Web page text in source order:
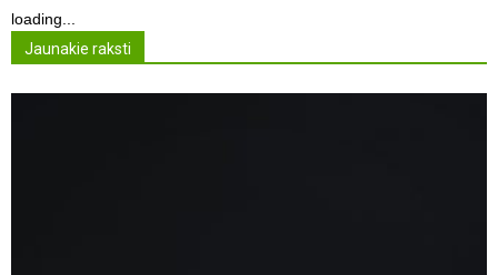
loading...
Jaunakie raksti